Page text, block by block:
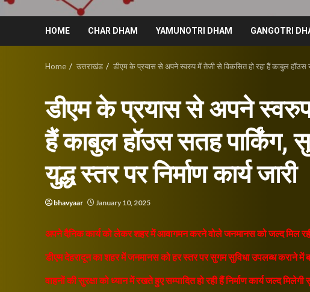
HOME CHAR DHAM YAMUNOTRI DHAM GANGOTRI
Home उत्तराखंड डीएम के प्रयास से अपने स्वरुप में तेजी से विकसित हो रहा हैं काबुल हॉउस
डीएम के प्रयास से अपने
हैं काबुल हॉउस सतह पार्किंग,
युद्ध स्तर पर निर्माण कार्य जारी
bhavyaar January 10, 2025
अपने दैनिक कार्य को लेकर शहर में आवागमन करने वोले जनमानस को जल्द मिल रही
डीएम देहरादून का शहर में जनमानस को हर स्तर पर सुगम सुविधा उपलब्ध कराने में
वाहनों की सुरक्षा को ध्यान में रखते हुए सम्पादित हो रही हैं निर्माण कार्य जल्द मिलेगी